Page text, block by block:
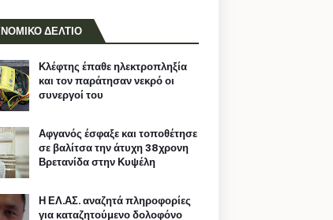
ΔΕΛΤΙΟ
Κλέφτης έπαθε ηλεκτροπληξία
και τον παράτησαν νεκρό οι
συνεργοί του
Αφγανός έσφαξε και τοποθέτησε
σε βαλίτσα την άτυχη 38χρονη
Βρετανίδα στην Κυψέλη
Η ΕΛ.ΑΣ. αναζητά πληροφορίες
για καταζητούμενο δολοφόνο